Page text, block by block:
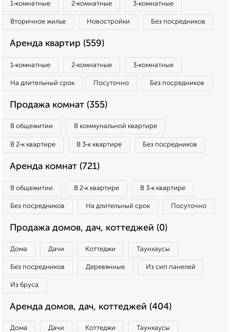
1‑комнатные 2‑комнатные 3‑комнатные
Вторичное жилье Новостройки Без посредников
Аренда квартир (559)
1‑комнатные 2‑комнатные 3‑комнатные
На длительный срок Посуточно Без посредников
Продажа комнат (355)
В общежитии В коммунальной квартире
В 2‑к квартире В 3‑к квартире Без посредников
Аренда комнат (721)
В общежитии В 2‑к квартире В 3‑к квартире
Без посредников На длительный срок Посуточно
Продажа домов, дач, коттеджей (0)
Дома Дачи Коттеджи Таунхаусы
Без посредников Деревянные Из сип панелей
Из бруса
Аренда домов, дач, коттеджей (404)
Дома Дачи Коттеджи Таунхаусы